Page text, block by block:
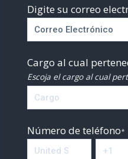
Digite su correo
Cargo al cual
Escoja el cargo al cual
Número de teléfono*